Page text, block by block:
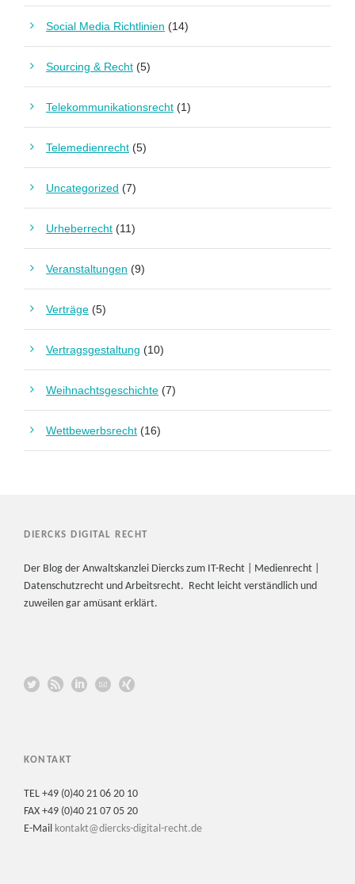
Social Media Richtlinien (14)
Sourcing & Recht (5)
Telekommunikationsrecht (1)
Telemedienrecht (5)
Uncategorized (7)
Urheberrecht (11)
Veranstaltungen (9)
Verträge (5)
Vertragsgestaltung (10)
Weihnachtsgeschichte (7)
Wettbewerbsrecht (16)
DIERCKS DIGITAL RECHT
Der Blog der Anwaltskanzlei Diercks zum IT-Recht | Medienrecht |
Datenschutzrecht und Arbeitsrecht. Recht leicht verständlich und
zuweilen gar amüsant erklärt.
KONTAKT
TEL +49 (0)40 21 06 20 10
FAX +49 (0)40 21 07 05 20
E-Mail kontakt@diercks-digital-recht.de